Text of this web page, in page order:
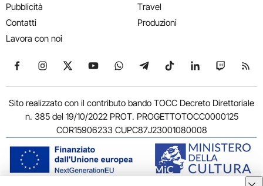
Pubblicità
Contatti
Lavora con noi
Travel
Produzioni
Seguici su Facebook
Seguici su Instagram
Seguici su X
Seguici su YouTube
Seguici su WhatsApp
Seguici su Telegram
Seguici su TikTok
Seguici su
Seguici
Sito realizzato con il contributo bando TOCC Decreto Direttoriale
n. 385 del 19/10/2022 PROT. PROGETTOTOCC0000125
COR15906233 CUPC87J23001080008